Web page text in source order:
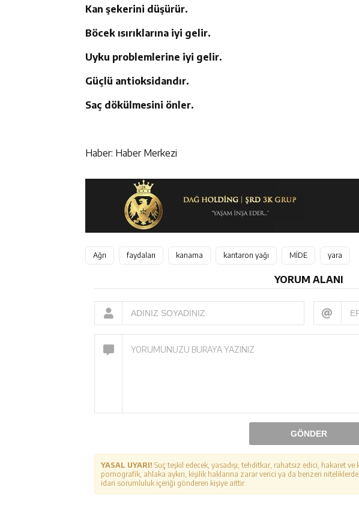
Kan şekerini düşürür.
Böcek ısırıklarına iyi gelir.
Uyku problemlerine iyi gelir.
Güçlü antioksidandır.
Saç dökülmesini önler.
Haber: Haber Merkezi
Ağrı faydaları kanama kantaron yağı MİDE yara
YORUM ALANI
GÖNDER
YASAL UYARI! Suç teşkil edecek, yasadışı, tehditkar, rahatsız edici, hakaret ve
pornografik, ahlaka aykırı, kişilik haklarına zarar verici ya da benzeri
idari sorumluluk içeriği gönderen kişiye aittir.